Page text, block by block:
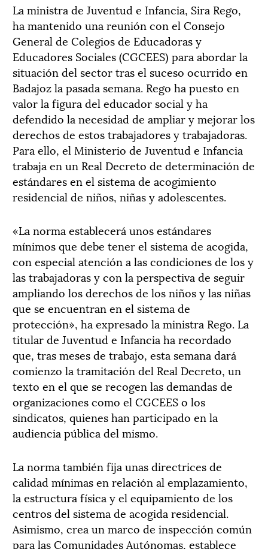
La ministra de Juventud e Infancia, Sira Rego,
ha mantenido una reunión con el Consejo
General de Colegios de Educadoras y
Educadores Sociales (CGCEES) para abordar la
situación del sector tras el suceso ocurrido en
Badajoz la pasada semana. Rego ha puesto en
valor la figura del educador social y ha
defendido la necesidad de ampliar y mejorar los
derechos de estos trabajadores y trabajadoras.
Para ello, el Ministerio de Juventud e Infancia
trabaja en un Real Decreto de determinación de
estándares en el sistema de acogimiento
residencial de niños, niñas y adolescentes.
«La norma establecerá unos estándares
mínimos que debe tener el sistema de acogida,
con especial atención a las condiciones de los y
las trabajadoras y con la perspectiva de seguir
ampliando los derechos de los niños y las niñas
que se encuentran en el sistema de
protección», ha expresado la ministra Rego. La
titular de Juventud e Infancia ha recordado
que, tras meses de trabajo, esta semana dará
comienzo la tramitación del Real Decreto, un
texto en el que se recogen las demandas de
organizaciones como el CGCEES o los
sindicatos, quienes han participado en la
audiencia pública del mismo.
La norma también fija unas directrices de
calidad mínimas en relación al emplazamiento,
la estructura física y el equipamiento de los
centros del sistema de acogida residencial.
Asimismo, crea un marco de inspección común
para las Comunidades Autónomas, establece